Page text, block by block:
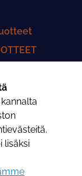
lisäksi